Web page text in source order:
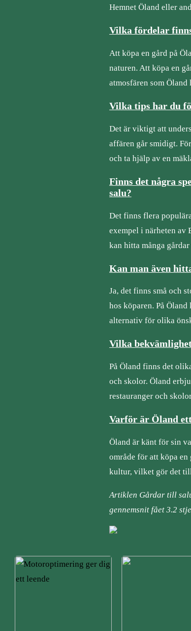
Hemnet Öland eller
Vilka fördelar
Att köpa en gård på
naturen. Att köpa en
atmosfären som Öland
Vilka tips har du
Det är viktigt att
affären går smidigt.
och ta hjälp av en
Finns det några
salu?
Det finns flera
exempel i närheten av
kan hitta många
Kan man även
Ja, det finns små och
hos köparen. På
alternativ för olika
Vilka
På Öland finns det
och skolor. Öland
restauranger och
Varför är Öland
Öland är känt för sin
område för att köpa
kultur, vilket gör det
Artiklen Gårdar till
gennemsnit fået 3.2